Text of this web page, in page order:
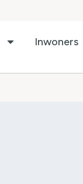
Inwoners